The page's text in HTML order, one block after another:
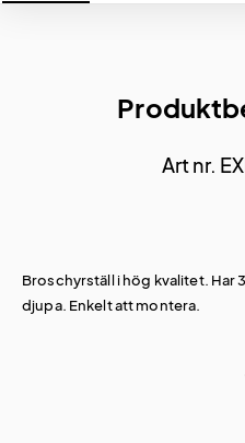
Art nr.
Broschyrställ i hög kvalitet. Har
djupa. Enkelt att montera.